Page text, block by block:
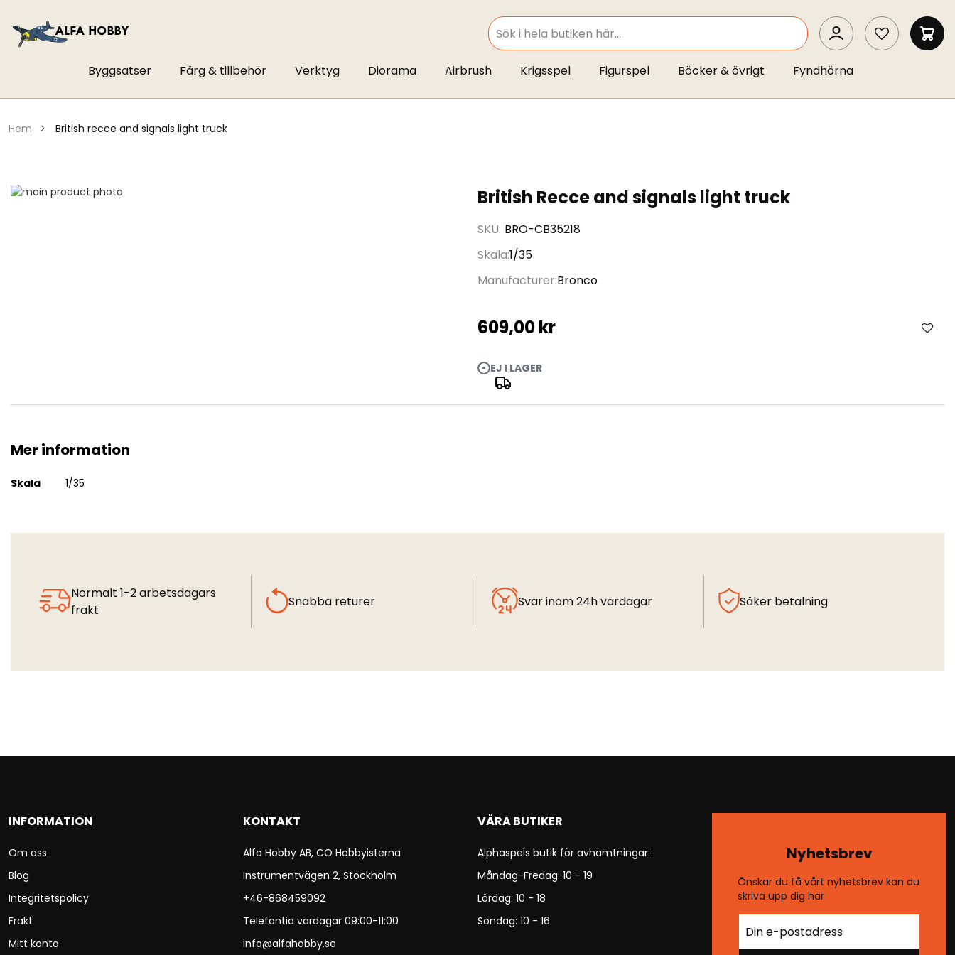
SEARCH
SEARCH
MIN
Byggsatser Färg & tillbehör Verktyg Diorama Airbrush Krigsspel Figurspel Böcker & övrigt Fyndhörna
hem british recce and signals light truck
British Recce and signals light truck
SKU BRO-CB35218
Skala1/35
Manufacturer Bronco
609,00 kr
EJ I LAGER
Hoppa
Mer information
Mer
Skala 1/35
Normalt 1-2 arbetsdagars
frakt
Snabba returer Svar inom 24h vardagar Säker betalning
INFORMATION
Om oss
Blog
Integritetspolicy
Frakt
Mitt konto
KONTAKT
Alfa Hobby AB, CO Hobbyisterna
Instrumentvägen 2, Stockholm
+46-868459092
Telefontid vardagar 09:00-11:00
info@alfahobby.se
VÅRA BUTIKER
Alphaspels butik för avhämtningar:
Måndag-Fredag: 10 - 19
Lördag: 10 - 18
Söndag: 10 - 16
Nyhetsbrev
Önskar du få vårt nyhetsbrev kan du
skriva upp dig här